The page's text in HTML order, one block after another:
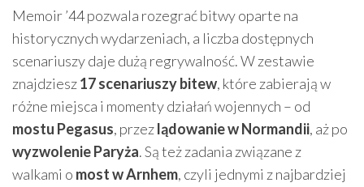
Memoir ’44 pozwala rozegrać bitwy oparte na
historycznych wydarzeniach, a liczba dostępnych
scenariuszy daje dużą regrywalność. W zestawie
znajdziesz17 scenariuszy bitew, które zabierają w
różne miejsca i momenty działań wojennych – od
mostu Pegasus, przezlądowanie w Normandii, aż po
wyzwolenie Paryża. Są też zadania związane z
walkami o most w Arnhem, czyli jednymi z najbardziej